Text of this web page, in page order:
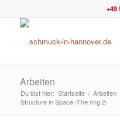
+49
Arbeiten
Du bist hier: Startseite / Arbeiten
Structure in Space -The ring 2-